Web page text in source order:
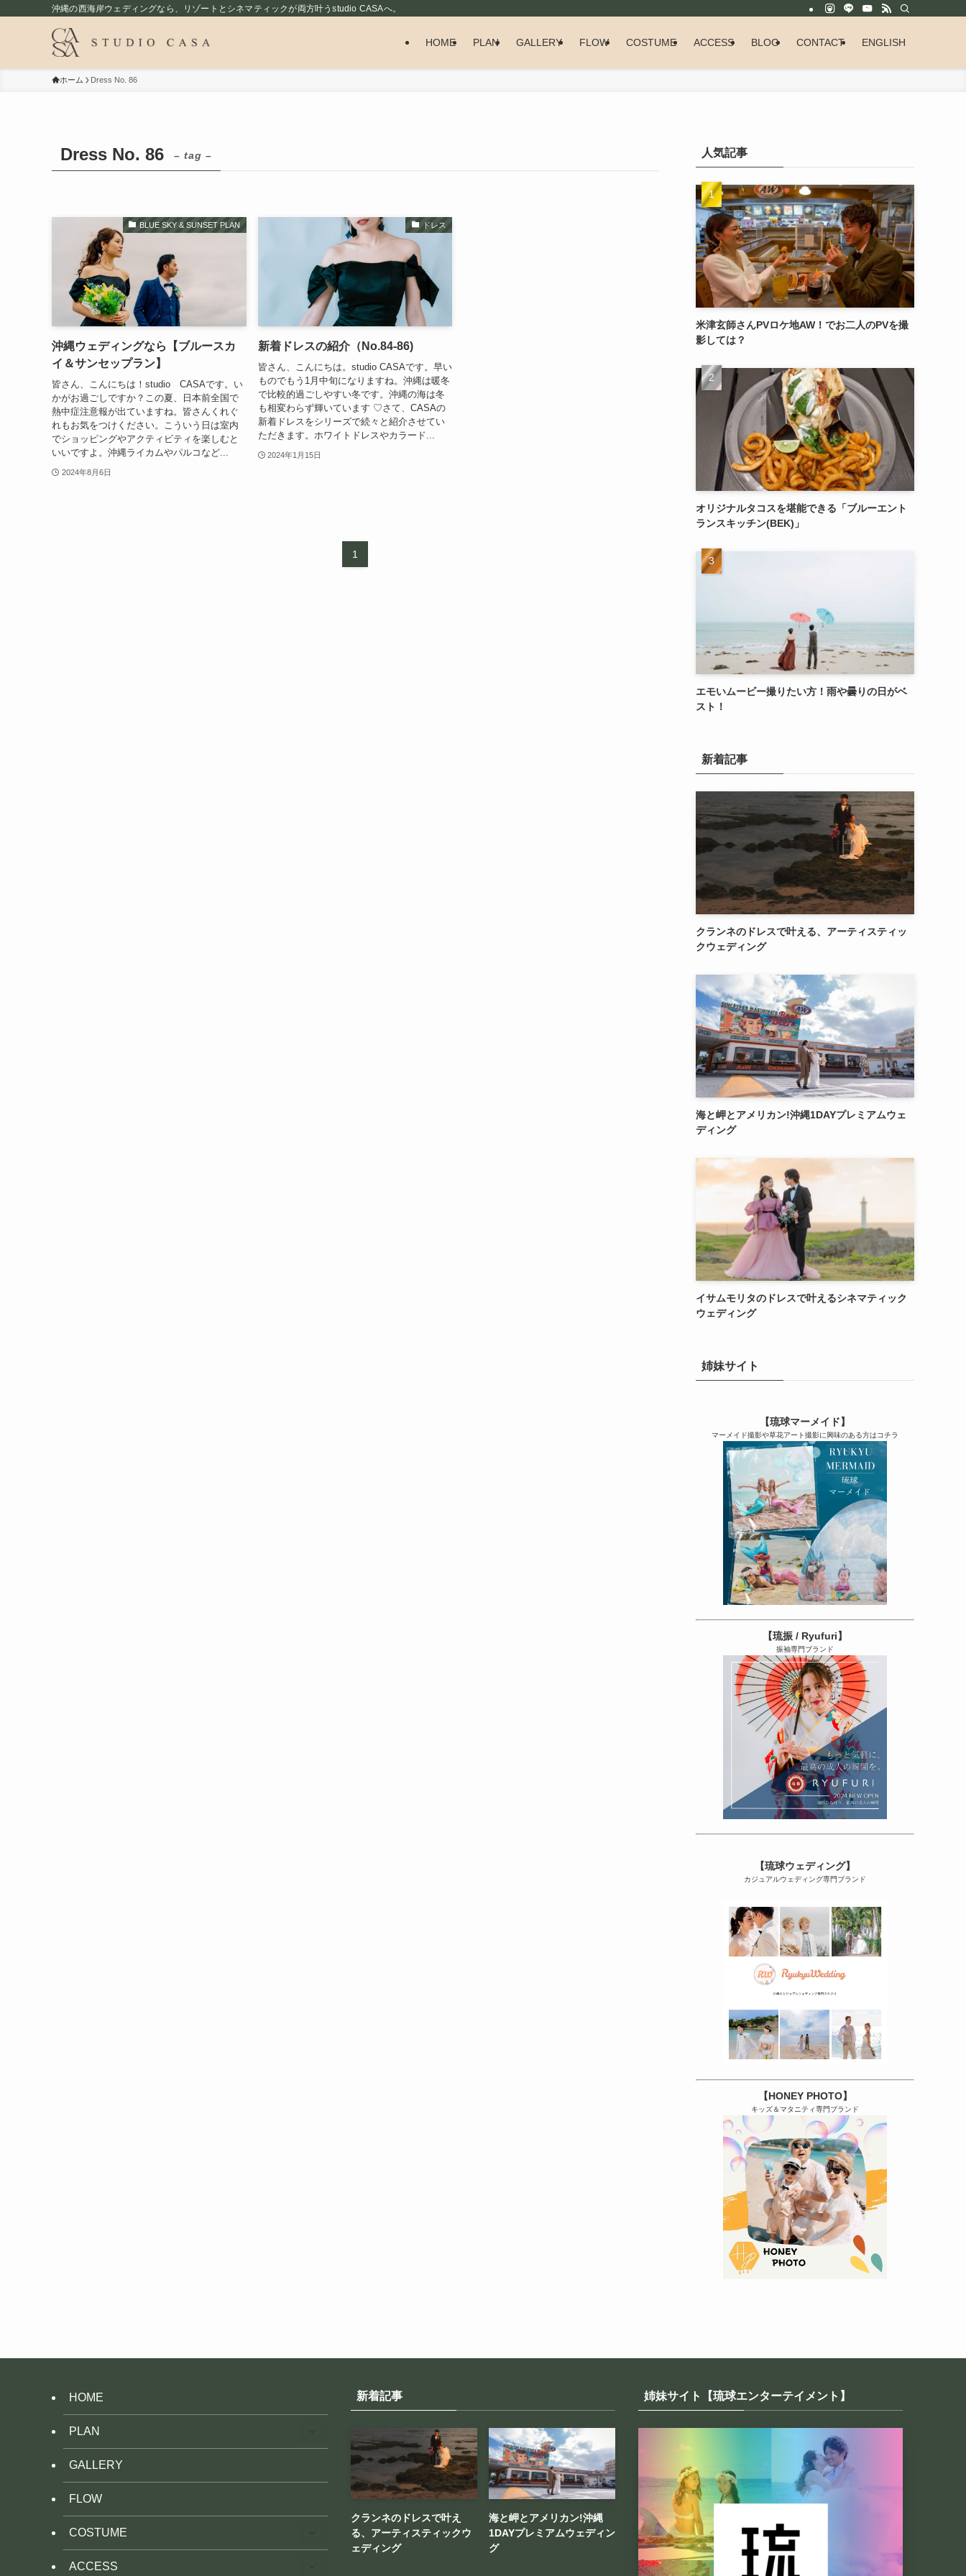
沖縄の西海岸ウェディングなら、リゾートとシネマティックが両方叶うstudio CASAへ。
HOME PLAN GALLERY FLOW COSTUME ACCESS BLOG CONTACT ENGLISH
ホーム Dress No. 86
Dress No. 86 – tag –
BLUE SKY & SUNSET PLAN
沖縄ウェディングなら【ブルースカ
イ＆サンセップラン】
皆さん、こんにちは！studio CASAです。い
かがお過ごしですか？この夏、日本前全国で
熱中症注意報が出ていますね。皆さんくれぐ
れもお気をつけください。こういう日は室内
でショッピングやアクティビティを楽しむと
いいですよ。沖縄ライカムやパルコなど...
2024年8月6日
ドレス
新着ドレスの紹介（No.84-86)
皆さん、こんにちは。studio CASAです。早い
ものでもう1月中旬になりますね。沖縄は暖冬
で比較的過ごしやすい冬です。沖縄の海は冬
も相変わらず輝いています ♡さて、CASAの
新着ドレスをシリーズで続々と紹介させてい
ただきます。ホワイトドレスやカラード...
2024年1月15日
1
人気記事
米津玄師さんPVロケ地AW！でお二人のPVを撮
影しては？
オリジナルタコスを堪能できる「ブルーエント
ランスキッチン(BEK)」
エモいムービー撮りたい方！雨や曇りの日がベ
スト！
新着記事
クランネのドレスで叶える、アーティスティッ
クウェディング
海と岬とアメリカン!沖縄1DAYプレミアムウェ
ディング
イサムモリタのドレスで叶えるシネマティック
ウェディング
姉妹サイト
【琉球マーメイド】
マーメイド撮影や草花アート撮影に興味のある方はコチラ
【琉振 / Ryufuri】
振袖専門ブランド
【琉球ウェディング】
カジュアルウェディング専門ブランド
【HONEY PHOTO】
キッズ＆マタニティ専門ブランド
HOME
PLAN
GALLERY
FLOW
COSTUME
ACCESS
新着記事
クランネのドレスで叶え
る、アーティスティックウ
ェディング
海と岬とアメリカン!沖縄
1DAYプレミアムウェディン
グ
姉妹サイト【琉球エンターテイメント】